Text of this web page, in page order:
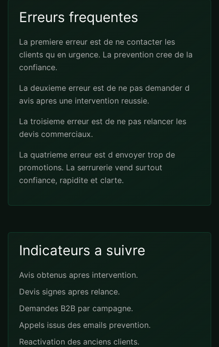
Erreurs frequentes
La premiere erreur est de ne contacter les
clients qu en urgence. La prevention cree de la
confiance.
La deuxieme erreur est de ne pas demander d
avis apres une intervention reussie.
La troisieme erreur est de ne pas relancer les
devis commerciaux.
La quatrieme erreur est d envoyer trop de
promotions. La serrurerie vend surtout
confiance, rapidite et clarte.
Indicateurs a suivre
Avis obtenus apres intervention.
Devis signes apres relance.
Demandes B2B par campagne.
Appels issus des emails prevention.
Reactivation des anciens clients.